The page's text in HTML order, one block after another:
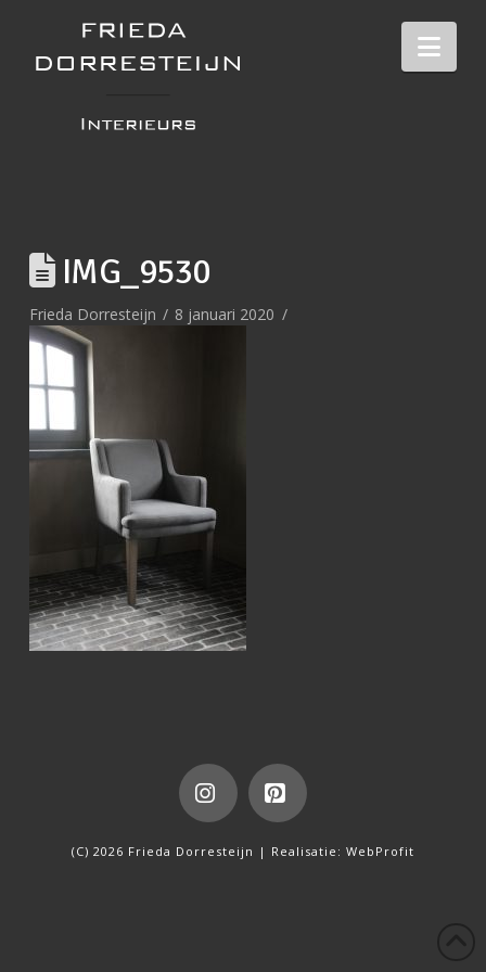
IMG_9530
Frieda Dorresteijn 8 januari 2020
InstagramPinterest
(C) 2026 Frieda Dorresteijn | Realisatie: WebProfit